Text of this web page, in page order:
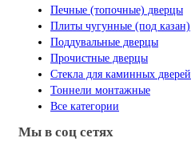
Печные (топочные) дверцы
Плиты чугунные (под казан)
Поддувальные дверцы
Прочистные дверцы
Стекла для каминных дверей
Тоннели монтажные
Все категории
Мы в соц сетях